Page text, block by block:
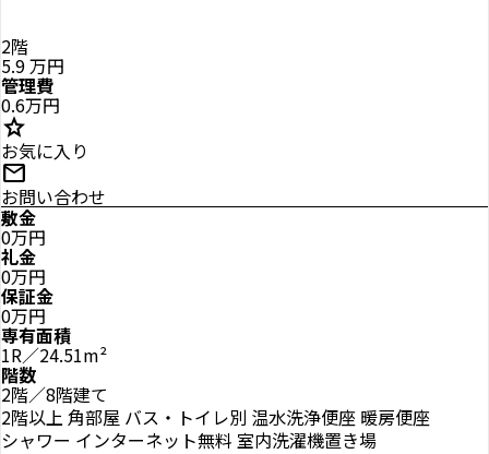
2階
5.9万円
管理費
0.6万円
star
お気に入り
mail
お問い合わせ
敷金
0万円
礼金
0万円
保証金
0万円
専有面積
1R／24.51m²
階数
2階／8階建て
2階以上 角部屋 バス・トイレ別 温水洗浄便座 暖房便座
シャワー インターネット無料 室内洗濯機置き場